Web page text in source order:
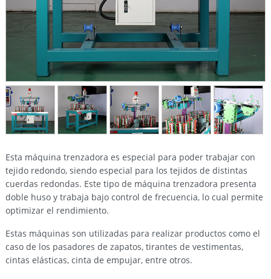
Esta máquina trenzadora es especial para poder trabajar con
tejido redondo, siendo especial para los tejidos de distintas
cuerdas redondas. Este tipo de máquina trenzadora presenta
doble huso y trabaja bajo control de frecuencia, lo cual permite
optimizar el rendimiento.
Estas máquinas son utilizadas para realizar productos como el
caso de los pasadores de zapatos, tirantes de vestimentas,
cintas elásticas, cinta de empujar, entre otros.